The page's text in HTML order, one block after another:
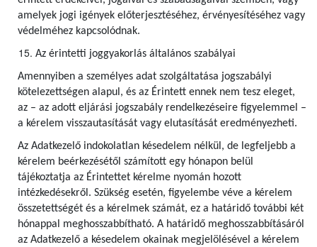
amelyek jogi igények előterjesztéséhez, érvényesítéséhez vagy
védelméhez kapcsolódnak.
Az érintetti joggyakorlás általános szabályai
Amennyiben a személyes adat szolgáltatása jogszabályi
kötelezettségen alapul, és az Érintett ennek nem tesz eleget,
az – az adott eljárási jogszabály rendelkezéseire figyelemmel –
a kérelem visszautasítását vagy elutasítását eredményezheti.
Az Adatkezelő indokolatlan késedelem nélkül, de legfeljebb a
kérelem beérkezésétől számított egy hónapon belül
tájékoztatja az Érintettet kérelme nyomán hozott
intézkedésekről. Szükség esetén, figyelembe véve a kérelem
összetettségét és a kérelmek számát, ez a határidő további két
hónappal meghosszabbítható. A határidő meghosszabbításáról
az Adatkezelő a késedelem okainak megjelölésével a kérelem